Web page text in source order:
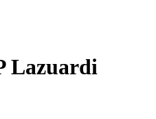
Lazuardi